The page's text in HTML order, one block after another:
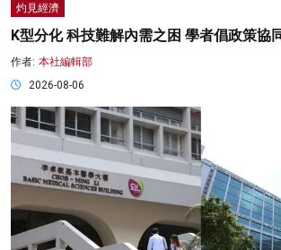
灼見經濟
K型分化 科技難解內需之困 學者倡政策協
作者: 本社編輯部
2026-08-06